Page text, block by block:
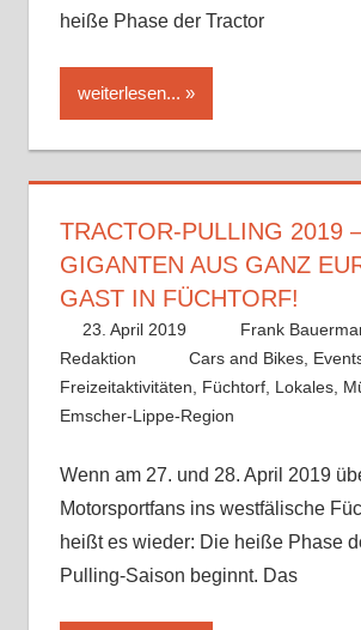
heiße Phase der Tractor
weiterlesen...
TRACTOR-PULLING 2019
GIGANTEN AUS GANZ
GAST IN FÜCHTORF!
23. April 2019
Frank
Redaktion
Cars and Bikes
Freizeitaktivitäten
Füchtorf, Lokales,
Emscher-Lippe-Region
Wenn am 27. und 28. April 2019
Motorsportfans ins westfälische
heißt es wieder: Die heiße Phase
Pulling-Saison beginnt. Das